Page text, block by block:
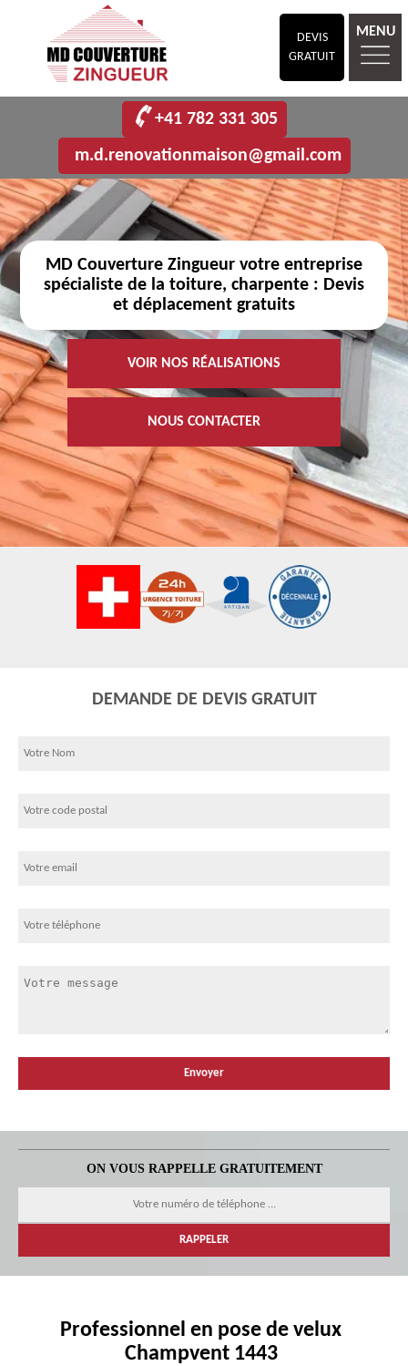
DEVIS
GRATUIT
MENU
+41 782 331 305
m.d.renovationmaison@gmail.com
MD Couverture Zingueur votre entreprise
spécialiste de la toiture, charpente : Devis
et déplacement gratuits
VOIR NOS RÉALISATIONS
NOUS CONTACTER
DEMANDE DE DEVIS GRATUIT
ON VOUS RAPPELLE GRATUITEMENT
Professionnel en pose de velux
Champvent 1443